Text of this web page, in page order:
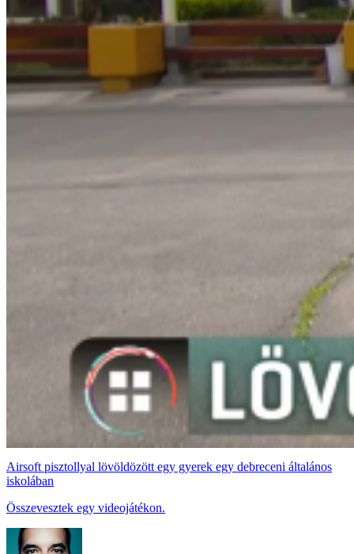
Airsoft pisztollyal lövöldözött egy gyerek egy debreceni általános
iskolában
Összevesztek egy videojátékon.